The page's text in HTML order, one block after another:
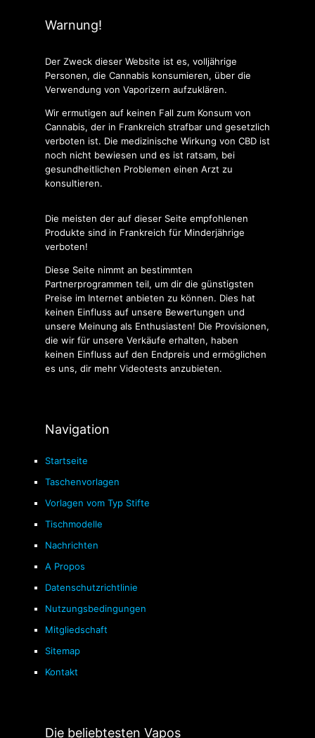
Warnung!
Der Zweck dieser Website ist es, volljährige
Personen, die Cannabis konsumieren, über die
Verwendung von Vaporizern aufzuklären.
Wir ermutigen auf keinen Fall zum Konsum von
Cannabis, der in Frankreich strafbar und gesetzlich
verboten ist. Die medizinische Wirkung von CBD ist
noch nicht bewiesen und es ist ratsam, bei
gesundheitlichen Problemen einen Arzt zu
konsultieren.
Die meisten der auf dieser Seite empfohlenen
Produkte sind in Frankreich für Minderjährige
verboten!
Diese Seite nimmt an bestimmten
Partnerprogrammen teil, um dir die günstigsten
Preise im Internet anbieten zu können. Dies hat
keinen Einfluss auf unsere Bewertungen und
unsere Meinung als Enthusiasten! Die Provisionen,
die wir für unsere Verkäufe erhalten, haben
keinen Einfluss auf den Endpreis und ermöglichen
es uns, dir mehr Videotests anzubieten.
Navigation
Startseite
Taschenvorlagen
Vorlagen vom Typ Stifte
Tischmodelle
Nachrichten
A Propos
Datenschutzrichtlinie
Nutzungsbedingungen
Mitgliedschaft
Sitemap
Kontakt
Die beliebtesten Vapos